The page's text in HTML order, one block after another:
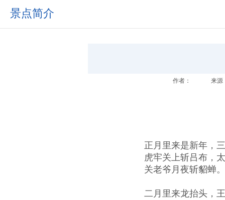
景点简介
作者： 来源
正月里来是新年，
虎牢关上斩吕布，
关老爷月夜斩貂蝉
二月里来龙抬头，